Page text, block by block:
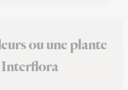
ou une plante
Interflora